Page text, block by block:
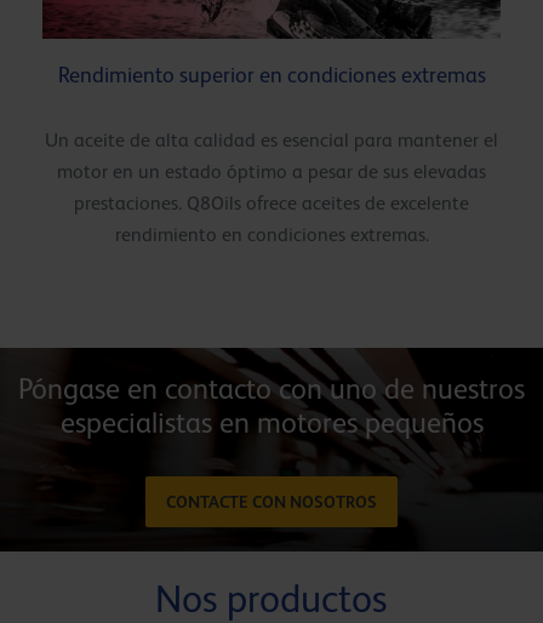
Rendimiento superior en condiciones extremas
Un aceite de alta calidad es esencial para mantener el
motor en un estado óptimo a pesar de sus elevadas
prestaciones. Q8Oils ofrece aceites de excelente
rendimiento en condiciones extremas.
Póngase en contacto con uno de nuestros
especialistas en motores pequeños
CONTACTE CON NOSOTROS
Nos productos